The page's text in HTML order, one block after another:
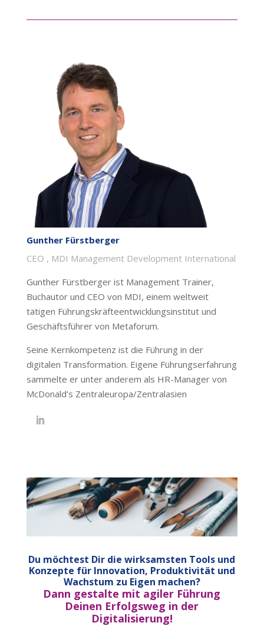
Gunther Fürstberger
CEO , MDI Management Development International
Gunther Fürstberger ist Management Trainer,
Buchautor und CEO von MDI, einem weltweit
tätigen Führungskräfteentwicklungsinstitut und
Geschäftsführer von Metaforum.
Seine Kernkompetenz ist die Führung in der
digitalen Transformation. Eigene Führungserfahrung
sammelte er unter anderem als HR-Manager von
McDonald’s Zentraleuropa/Zentralasien
Du möchtest Dir die wirksamsten Tools und
Konzepte für Innovation, Produktivität und
Wachstum zu Eigen machen?
Dann gestalte mit agiler Führung
Deinen Erfolgsweg in der
Digitalisierung!